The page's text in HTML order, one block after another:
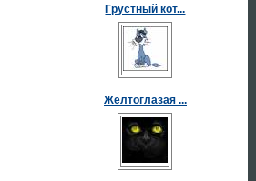
Грустный кот...
Желтоглазая ...